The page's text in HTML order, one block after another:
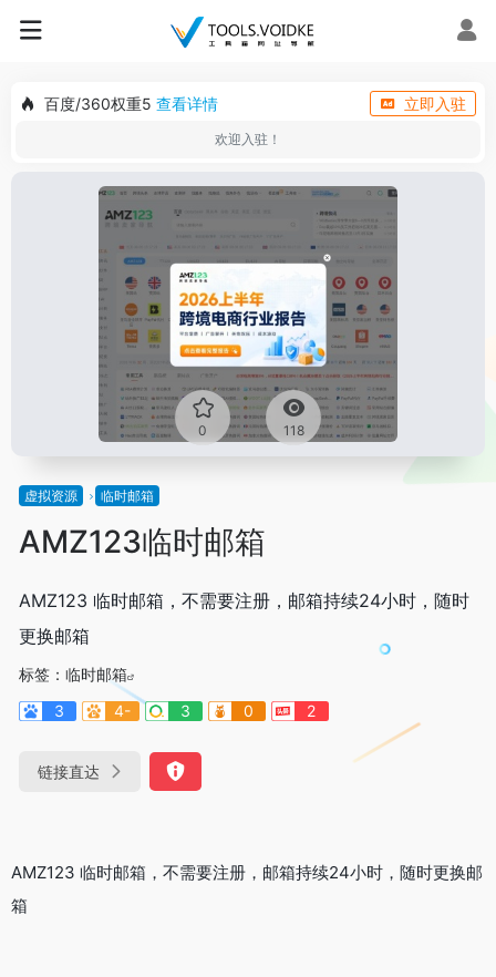
百度/360权重5 查看详情 立即入驻
欢迎入驻！
0 118
虚拟资源 临时邮箱
AMZ123临时邮箱
AMZ123 临时邮箱，不需要注册，邮箱持续24小时，随时
更换邮箱
标签： 临时邮箱
3
4- 3 0 2
链接直达
AMZ123 临时邮箱，不需要注册，邮箱持续24小时，随时更换邮
箱